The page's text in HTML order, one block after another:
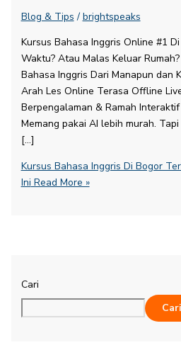
Blog & Tips / brightspeaks
Kursus Bahasa Inggris Online #1
Waktu? Atau Malas Keluar
Bahasa Inggris Dari Manapun dan
Arah Les Online Terasa Offline
Berpengalaman & Ramah
Memang pakai AI lebih murah.
[…]
Kursus Bahasa Inggris Di Bogor
Ini Read More »
Cari
Cari